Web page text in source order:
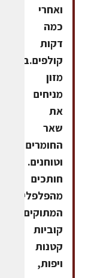
ואחרי
כמה
דקות
קולפים.במעבד
מזון
מניחים
את
שאר
החומרים
וטוחנים.
חותכים
מהפלפלים
המתוקים
קוביות
קטנות
ויפות,